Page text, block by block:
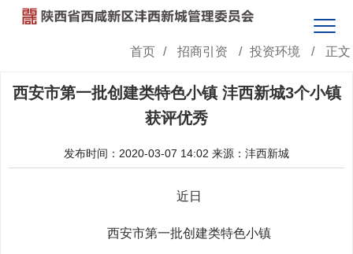
首页 / 招商引资 / 投资环境 / 正文
西安市第一批创建类特色小镇 沣西新城3个小镇
获评优秀
发布时间：2020-03-07 14:02 来源：沣西新城
近日
西安市第一批创建类特色小镇